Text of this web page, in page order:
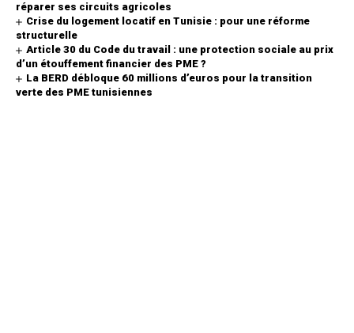
réparer ses circuits agricoles
Crise du logement locatif en Tunisie : pour une réforme
structurelle
Article 30 du Code du travail : une protection sociale au prix
d’un étouffement financier des PME ?
La BERD débloque 60 millions d’euros pour la transition
verte des PME tunisiennes